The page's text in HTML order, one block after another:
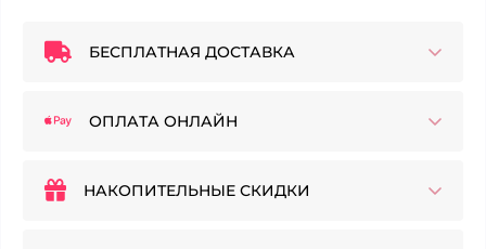
БЕСПЛАТНАЯ ДОСТАВКА
ОПЛАТА ОНЛАЙН
НАКОПИТЕЛЬНЫЕ СКИДКИ